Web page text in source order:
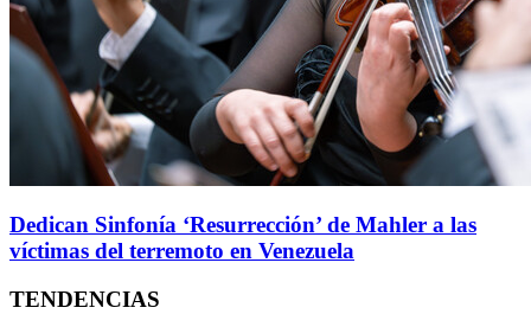
Dedican Sinfonía ‘Resurrección’ de Mahler a las
víctimas del terremoto en Venezuela
TENDENCIAS